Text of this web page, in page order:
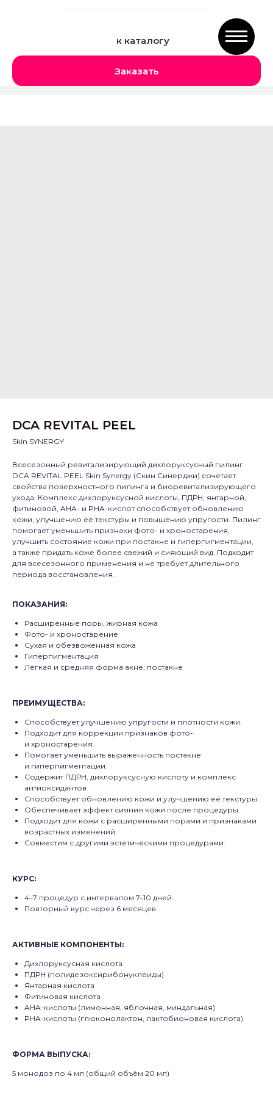
к каталогу
Заказать
DCA REVITAL PEEL
Skin SYNERGY
Всесезонный ревитализирующий дихлоруксусный пилинг
DCA REVITAL PEEL Skin Synergy (Скин Синерджи) сочетает
свойства поверхностного пилинга и биоревитализирующего
ухода. Комплекс дихлоруксусной кислоты, ПДРН, янтарной,
фитиновой, AHA- и PHA-кислот способствует обновлению
кожи, улучшению её текстуры и повышению упругости. Пилинг
помогает уменьшить признаки фото- и хроностарения,
улучшить состояние кожи при постакне и гиперпигментации,
а также придать коже более свежий и сияющий вид. Подходит
для всесезонного применения и не требует длительного
периода восстановления.
ПОКАЗАНИЯ:
Расширенные поры, жирная кожа
Фото- и хроностарение
Сухая и обезвоженная кожа
Гиперпигментация
Лёгкая и средняя форма акне, постакне
ПРЕИМУЩЕСТВА:
Способствует улучшению упругости и плотности кожи.
Подходит для коррекции признаков фото-
и хроностарения.
Помогает уменьшить выраженность постакне
и гиперпигментации.
Содержит ПДРН, дихлоруксусную кислоту и комплекс
антиоксидантов.
Способствует обновлению кожи и улучшению её текстуры.
Обеспечивает эффект сияния кожи после процедуры.
Подходит для кожи с расширенными порами и признаками
возрастных изменений.
Совместим с другими эстетическими процедурами.
КУРС:
4–7 процедур с интервалом 7–10 дней.
Повторный курс через 6 месяцев.
АКТИВНЫЕ КОМПОНЕНТЫ:
Дихлоруксусная кислота
ПДРН (полидезоксирибонуклеиды)
Янтарная кислота
Фитиновая кислота
AHA-кислоты (лимонная, яблочная, миндальная)
PHA-кислоты (глюконолактон, лактобионовая кислота)
ФОРМА ВЫПУСКА:
5 монодоз по 4 мл (общий объём 20 мл)